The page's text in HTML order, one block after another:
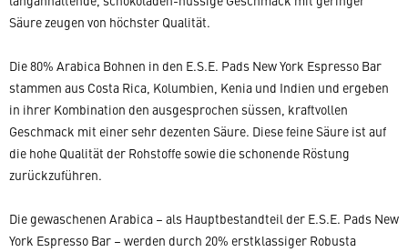
Säure zeugen von höchster Qualität.
Die 80% Arabica Bohnen in den E.S.E. Pads New York Espresso Bar
stammen aus Costa Rica, Kolumbien, Kenia und Indien und ergeben
in ihrer Kombination den ausgesprochen süssen, kraftvollen
Geschmack mit einer sehr dezenten Säure. Diese feine Säure ist auf
die hohe Qualität der Rohstoffe sowie die schonende Röstung
zurückzuführen.
Die gewaschenen Arabica – als Hauptbestandteil der E.S.E. Pads New
York Espresso Bar – werden durch 20% erstklassiger Robusta